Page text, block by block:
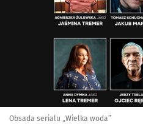
Obsada serialu „Wielka woda”